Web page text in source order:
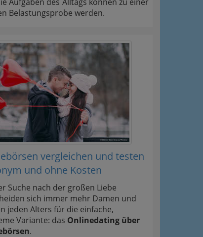
Belastungsprobe werden.
vergleichen und testen
und ohne Kosten
Suche nach der großen Liebe
sich immer mehr Damen und
jeden Alters für die einfache,
Variante: das Onlinedating über
.